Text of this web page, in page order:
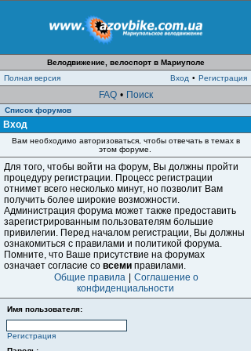
Велодвижение, велоспорт в Мариуполе
Полная версия
Вход • Регистрация
FAQ • Поиск
Список форумов
Вход
Вам необходимо авторизоваться, чтобы отвечать в темах в
этом форуме.
Для того, чтобы войти на форум, Вы должны пройти
процедуру регистрации. Процесс регистрации
отнимет всего несколько минут, но позволит Вам
получить более широкие возможности.
Администрация форума может также предоставить
зарегистрированным пользователям большие
привилегии. Перед началом регистрации, Вы должны
ознакомиться с правилами и политикой форума.
Помните, что Ваше присутствие на форумах
означает согласие со всеми правилами.
Общие правила
Соглашение о
конфиденциальности
Имя пользователя:
Регистрация